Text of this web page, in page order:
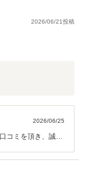
2026/06/21投稿
2026/06/25
コミを頂き、誠に
けるよう、迅速か
声を頂けたこと
するご相談やアフ